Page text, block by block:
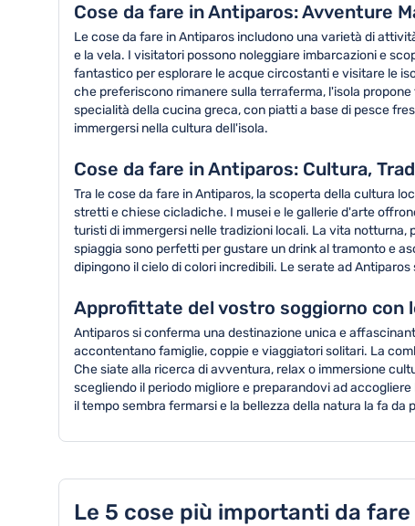
Cose da fare in Antiparos: Avventure
Le cose da fare in Antiparos includono una varietà di
e la vela. I visitatori possono noleggiare imbarcazioni e
fantastico per esplorare le acque circostanti e visitare le
che preferiscono rimanere sulla terraferma, l'isola
specialità della cucina greca, con piatti a base di pesce
immergersi nella cultura dell'isola.
Cose da fare in Antiparos: Cultura,
Tra le cose da fare in Antiparos, la scoperta della cultura
stretti e chiese cicladiche. I musei e le gallerie d'arte
turisti di immergersi nelle tradizioni locali. La vita
spiaggia sono perfetti per gustare un drink al tramonto e
dipingono il cielo di colori incredibili. Le serate ad
Approfittate del vostro soggiorno con
Antiparos si conferma una destinazione unica e
accontentano famiglie, coppie e viaggiatori solitari. La
Che siate alla ricerca di avventura, relax o immersione
scegliendo il periodo migliore e preparandovi ad
il tempo sembra fermarsi e la bellezza della natura la fa da
Le 5 cose più importanti da